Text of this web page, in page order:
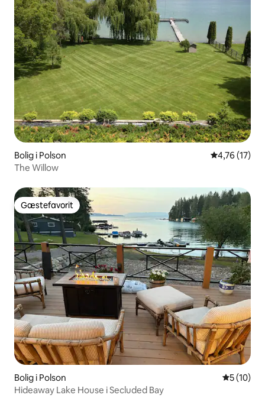
Bolig i Polson 4,76 ud af 5
4,76 (17)
The Willow
Gæstefavorit
Gæstefavorit
Bolig i Polson 5 ud af 5 i
5 (10)
Hideaway Lake House i Secluded Bay